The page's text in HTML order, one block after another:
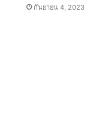
กันยายน 4, 2023